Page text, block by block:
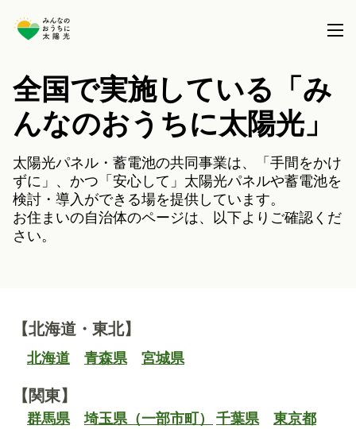
本事業について
共同購入事業とは
事務局について
全国で実施している共同購入事業
太陽光パネル / 太陽光パネル＋蓄電池
蓄電池 (パネル設置済の方)
ブログ
全国で実施している「み
んなのおうちに太陽光」
太陽光パネル・蓄電池の共同事業は、「手間をかけ
ずに」、かつ「安心して」太陽光パネルや蓄電池を
検討・導入ができる場を提供しています。
お住まいの自治体のページは、以下よりご確認くだ
さい。
【北海道・東北】
北海道 青森県 宮城県
【関東】
群馬県 埼玉県（一部市町） 千葉県
東京都